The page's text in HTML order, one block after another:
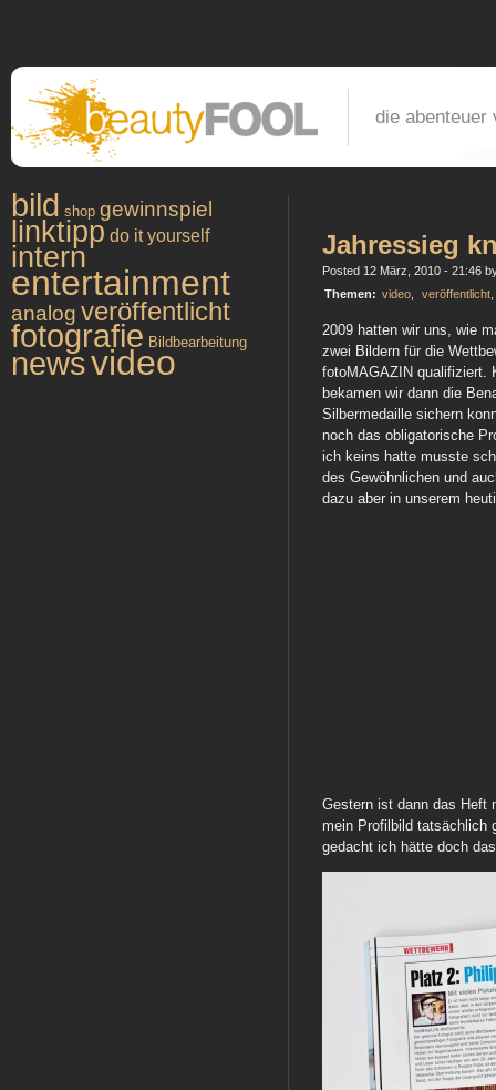
die abenteuer
bild shop gewinnspiel
linktipp do it yourself
intern
entertainment
analog veröffentlicht
fotografie Bildbearbeitung
newsvideo
Jahressieg
Posted 12 März, 2010 - 21:46
Themen: video veröffentlicht
2009 hatten wir uns, wie
zwei Bildern für die
fotoMAGAZIN qualifiziert.
bekamen wir dann die
Silbermedaille sichern
noch das obligatorische
ich keins hatte musste
des Gewöhnlichen und
dazu aber in unserem
Gestern ist dann das Heft
mein Profilbild tatsächlich
gedacht ich hätte doch